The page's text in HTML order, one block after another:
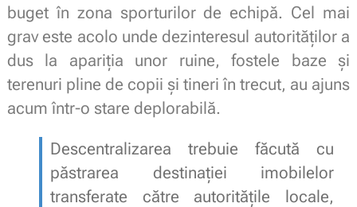
buget în zona sporturilor de echipă. Cel mai
grav este acolo unde dezinteresul autorităților a
dus la apariția unor ruine, fostele baze și
terenuri pline de copii și tineri în trecut, au ajuns
acum într-o stare deplorabilă.
Descentralizarea trebuie făcută cu
păstrarea destinației imobilelor
transferate către autoritățile locale,